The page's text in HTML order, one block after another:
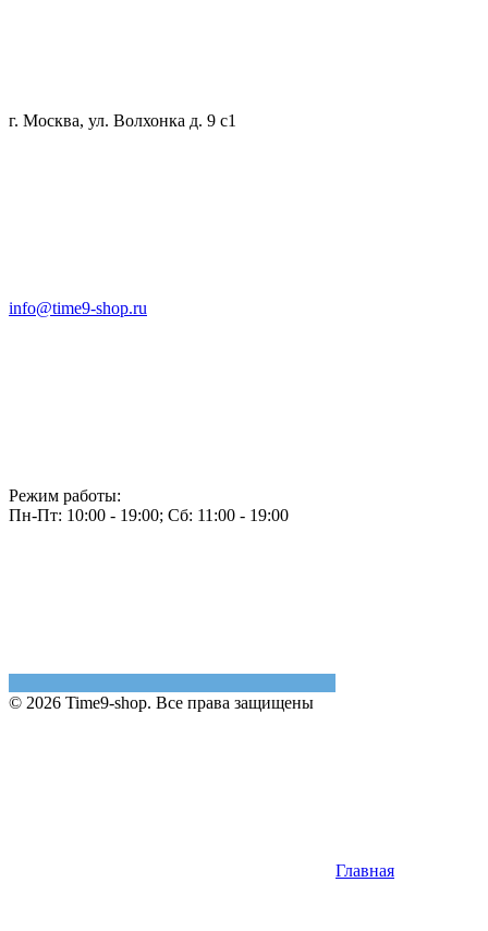
г. Москва, ул. Волхонка д. 9 с1
info@time9-shop.ru
Режим работы:
Пн-Пт: 10:00 - 19:00; Сб: 11:00 - 19:00
© 2026 Time9-shop. Все права защищены
Главная